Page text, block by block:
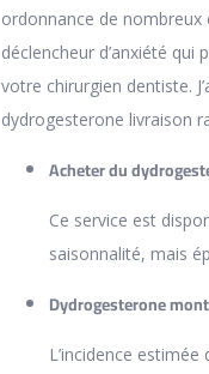
ordonnance de
déclencheur d’anxiété
votre chirurgien dentiste.
dydrogesterone livraison
Acheter du
Ce service est
saisonnalité, mais
Dydrogesterone
L’incidence